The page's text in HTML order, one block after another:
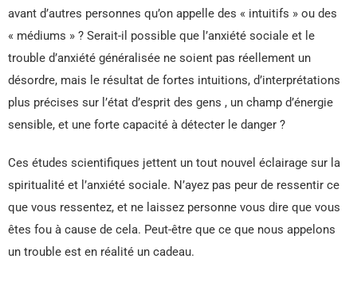
avant d’autres personnes qu’on appelle des « intuitifs » ou des
« médiums » ? Serait-il possible que l’anxiété sociale et le
trouble d’anxiété généralisée ne soient pas réellement un
désordre, mais le résultat de fortes intuitions, d’interprétations
plus précises sur l’état d’esprit des gens , un champ d’énergie
sensible, et une forte capacité à détecter le danger ?
Ces études scientifiques jettent un tout nouvel éclairage sur la
spiritualité et l’anxiété sociale. N’ayez pas peur de ressentir ce
que vous ressentez, et ne laissez personne vous dire que vous
êtes fou à cause de cela. Peut-être que ce que nous appelons
un trouble est en réalité un cadeau.